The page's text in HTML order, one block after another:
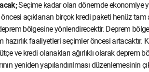
Seçime kadar olan dönemde ekonomiye
açıklanan birçok kredi paketi henüz tam
bölgesine yönlendirecektir. Deprem
faaliyetleri seçimler öncesi artacaktır.
ve kredi olanakları ağırlıklı olarak deprem
yeniden yapılandırılması düzenlemesinin